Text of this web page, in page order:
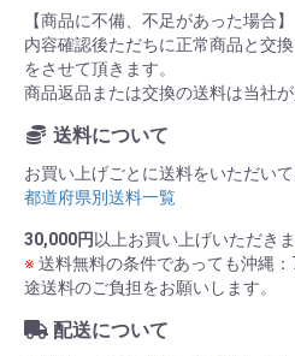
【商品に不備、不足があった場合】
内容確認後ただちに正常商品と交
をさせて頂きます。
商品返品または交換の送料は当社が
送料について
お買い上げごとに送料をいただいて
都道府県別送料一覧
30,000円 以上お買い上げいただき
※ 送料無料の条件であっても沖縄
途送料のご負担をお願いします。
配送について